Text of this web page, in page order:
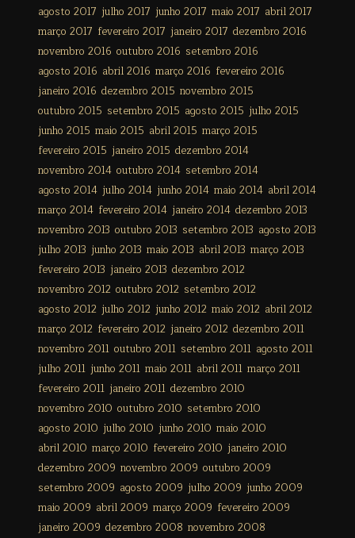
agosto 2017 julho 2017 junho 2017 maio 2017 abril 2017
março 2017 fevereiro 2017 janeiro 2017 dezembro 2016
novembro 2016 outubro 2016 setembro 2016
agosto 2016 abril 2016 março 2016 fevereiro 2016
janeiro 2016 dezembro 2015 novembro 2015
outubro 2015 setembro 2015 agosto 2015 julho 2015
junho 2015 maio 2015 abril 2015 março 2015
fevereiro 2015 janeiro 2015 dezembro 2014
novembro 2014 outubro 2014 setembro 2014
agosto 2014 julho 2014 junho 2014 maio 2014 abril 2014
março 2014 fevereiro 2014 janeiro 2014 dezembro 2013
novembro 2013 outubro 2013 setembro 2013 agosto 2013
julho 2013 junho 2013 maio 2013 abril 2013 março 2013
fevereiro 2013 janeiro 2013 dezembro 2012
novembro 2012 outubro 2012 setembro 2012
agosto 2012 julho 2012 junho 2012 maio 2012 abril 2012
março 2012 fevereiro 2012 janeiro 2012 dezembro 2011
novembro 2011 outubro 2011 setembro 2011 agosto 2011
julho 2011 junho 2011 maio 2011 abril 2011 março 2011
fevereiro 2011 janeiro 2011 dezembro 2010
novembro 2010 outubro 2010 setembro 2010
agosto 2010 julho 2010 junho 2010 maio 2010
abril 2010 março 2010 fevereiro 2010 janeiro 2010
dezembro 2009 novembro 2009 outubro 2009
setembro 2009 agosto 2009 julho 2009 junho 2009
maio 2009 abril 2009 março 2009 fevereiro 2009
janeiro 2009 dezembro 2008 novembro 2008